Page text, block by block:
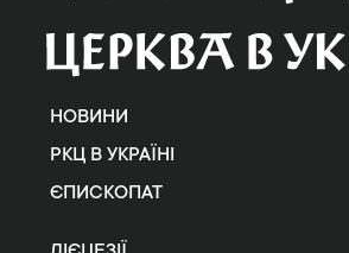
НОВИНИ
РКЦ В УКРАЇНІ
ЄПИСКОПАТ